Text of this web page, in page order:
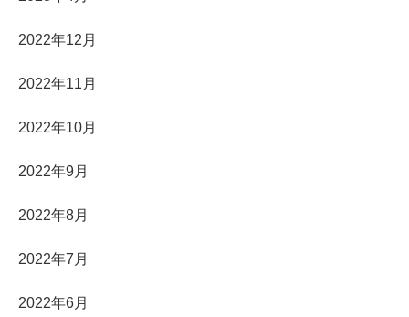
2022年12月
2022年11月
2022年10月
2022年9月
2022年8月
2022年7月
2022年6月